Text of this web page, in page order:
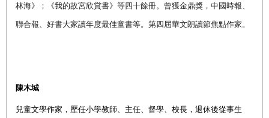
林海》；《我的故宮欣賞書》等四十餘冊。曾獲金鼎獎，中國時報、
聯合報、好書大家讀年度最佳童書等。第四屆華文朗讀節焦點作家。
陳木城
兒童文學作家，歷任小學教師、主任、督學、校長，退休後從事生